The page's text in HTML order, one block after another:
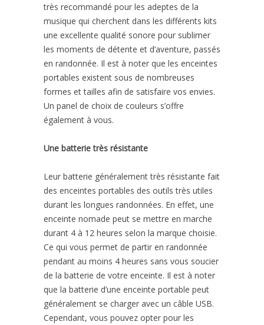
très recommandé pour les adeptes de la
musique qui cherchent dans les différents kits
une excellente qualité sonore pour sublimer
les moments de détente et d’aventure, passés
en randonnée. Il est à noter que les enceintes
portables existent sous de nombreuses
formes et tailles afin de satisfaire vos envies.
Un panel de choix de couleurs s’offre
également à vous.
Une batterie très résistante
Leur batterie généralement très résistante fait
des enceintes portables des outils très utiles
durant les longues randonnées. En effet, une
enceinte nomade peut se mettre en marche
durant 4 à 12 heures selon la marque choisie.
Ce qui vous permet de partir en randonnée
pendant au moins 4 heures sans vous soucier
de la batterie de votre enceinte. Il est à noter
que la batterie d’une enceinte portable peut
généralement se charger avec un câble USB.
Cependant, vous pouvez opter pour les